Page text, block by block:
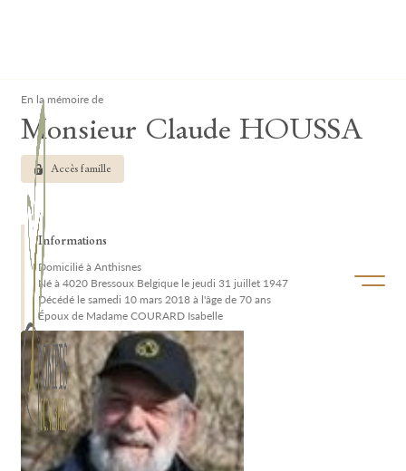
Ouvrir/
En la mémoire de
Monsieur Claude HOUSSA
Accès famille
Informations
Domicilié à Anthisnes
Né à 4020 Bressoux Belgique le jeudi 31 juillet 1947
Décédé le samedi 10 mars 2018 à l'âge de 70 ans
Époux de Madame COURARD Isabelle